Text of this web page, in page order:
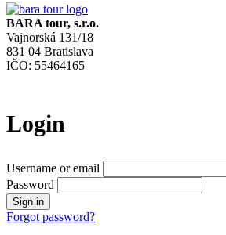
BARA tour, s.r.o.
Vajnorská 131/18
831 04 Bratislava
IČO: 55464165
Login
Username or email
Password
Forgot password?